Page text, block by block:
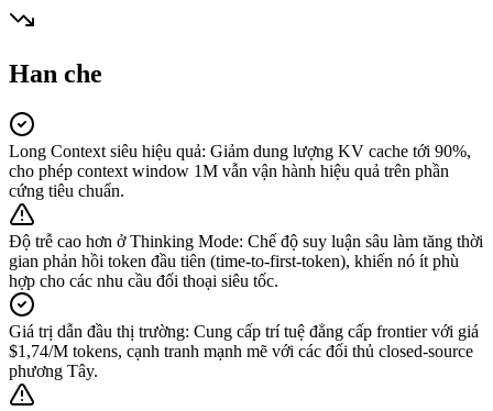
Han che
Long Context siêu hiệu quả: Giảm dung lượng KV cache tới 90%,
cho phép context window 1M vẫn vận hành hiệu quả trên phần
cứng tiêu chuẩn.
Độ trễ cao hơn ở Thinking Mode: Chế độ suy luận sâu làm tăng thời
gian phản hồi token đầu tiên (time-to-first-token), khiến nó ít phù
hợp cho các nhu cầu đối thoại siêu tốc.
Giá trị dẫn đầu thị trường: Cung cấp trí tuệ đẳng cấp frontier với giá
$1,74/M tokens, cạnh tranh mạnh mẽ với các đối thủ closed-source
phương Tây.